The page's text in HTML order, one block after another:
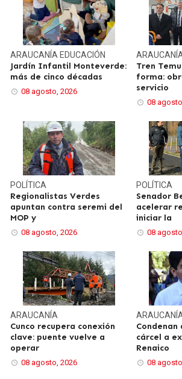
ARAUCANÍA EDUCACIÓN
Jardín Infantil Monteverde:
más de cinco décadas
08 agosto, 2026
Tren
forma:
servicio
08
POLÍTICA
Regionalistas Verdes
apuntan contra seremi del
MOP y
08 agosto, 2026
POLÍTICA
Senador
acelerar
iniciar la
08
ARAUCANÍA
Cunco recupera conexión
clave: puente vuelve a
operar
08 agosto, 2026
Condenan
cárcel a
Renaico
08